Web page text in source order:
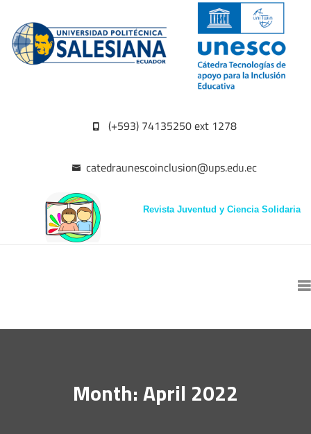
(+593) 74135250 ext 1278
catedraunescoinclusion@ups.edu.ec
Revista Juventud y Ciencia Solidaria
Month: April 2022